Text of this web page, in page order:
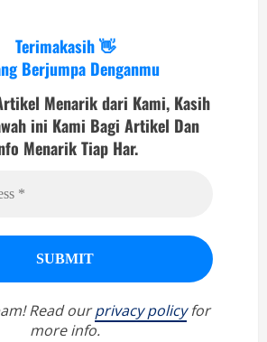
Terimakasih 👋
Berjumpa Denganmu
Menarik dari Kami, Kasih
ini Kami Bagi Artikel Dan
Menarik Tiap Har.
Read ourprivacy policyfor
more info.